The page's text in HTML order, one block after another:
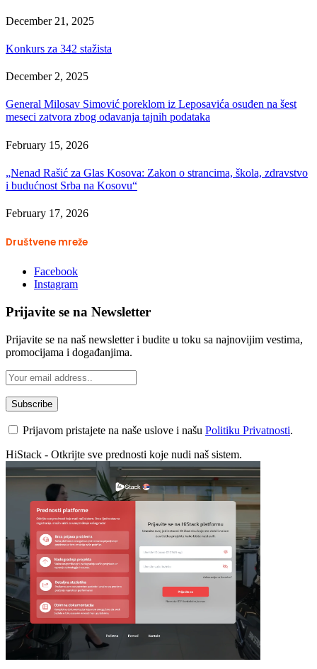
December 21, 2025
Konkurs za 342 stažista
December 2, 2025
General Milosav Simović poreklom iz Leposavića osuđen na šest
meseci zatvora zbog odavanja tajnih podataka
February 15, 2026
„Nenad Rašić za Glas Kosova: Zakon o strancima, škola, zdravstvo
i budućnost Srba na Kosovu“
February 17, 2026
Društvene mreže
Facebook
Instagram
Prijavite se na Newsletter
Prijavite se na naš newsletter i budite u toku sa najnovijim vestima,
promocijama i događanjima.
Prijavom pristajete na naše uslove i našu Politiku Privatnosti.
HiStack - Otkrijte sve prednosti koje nudi naš sistem.